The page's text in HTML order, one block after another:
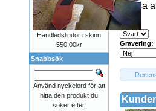
Dessa
Färg:
Gravering:
Handledslindor i skinn
550,00kr
Snabbsök
Använd nyckelord för att
hitta den produkt du
söker efter.